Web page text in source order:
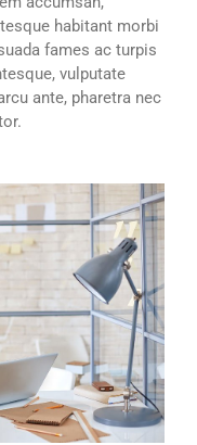
habitant morbi
fames ac turpis
vulputate
ante, pharetra nec